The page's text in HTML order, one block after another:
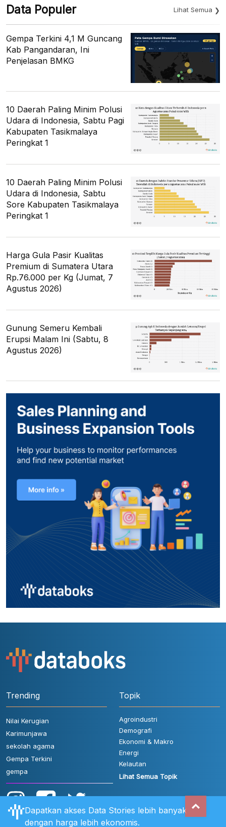
Data Populer Lihat Semua
Gempa Terkini 4,1 M Guncang
Kab Pangandaran, Ini
Penjelasan BMKG
10 Daerah Paling Minim Polusi
Udara di Indonesia, Sabtu Pagi
Kabupaten Tasikmalaya
Peringkat 1
10 Daerah Paling Minim Polusi
Udara di Indonesia, Sabtu
Sore Kabupaten Tasikmalaya
Peringkat 1
Harga Gula Pasir Kualitas
Premium di Sumatera Utara
Rp.76.000 per Kg (Jumat, 7
Agustus 2026)
Gunung Semeru Kembali
Erupsi Malam Ini (Sabtu, 8
Agustus 2026)
Trending
Nilai Kerugian
Karimunjawa
sekolah agama
Gempa Terkini
gempa
Topik
Agroindustri
Demografi
Ekonomi & Makro
Energi
Kelautan
Lihat Semua Topik
Dapatkan akses Data Stories lebih banyak
dengan harga lebih ekonomis.